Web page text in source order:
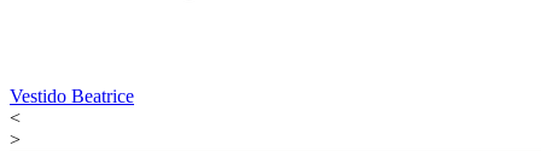
Vestido Beatrice
<
>